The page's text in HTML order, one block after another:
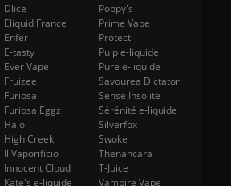
Dlice
Eliquid France
Enfer
E-tasty
Ever Vape
Fruizee
Furiosa
Furiosa Eggz
Halo
High Creek
Il Vaporificio
Innocent Cloud
Kate's e-liquide
Poppy's
Prime Vape
Protect
Pulp e-liquide
Pure e-liquide
Savourea Dictator
Sense Insolite
Sérénité e-liquide
Silverfox
Swoke
Thenancara
T-Juice
Vampire Vape